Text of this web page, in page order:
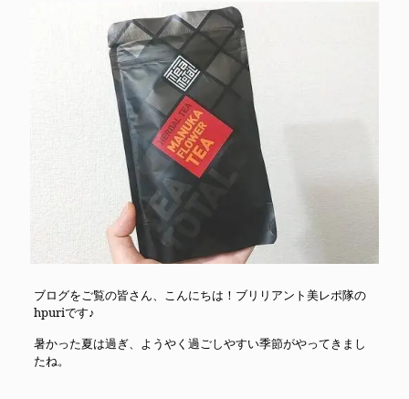
ブログをご覧の皆さん、こんにちは！ブリリアント美レポ隊の
hpuriです♪
暑かった夏は過ぎ、ようやく過ごしやすい季節がやってきまし
たね。